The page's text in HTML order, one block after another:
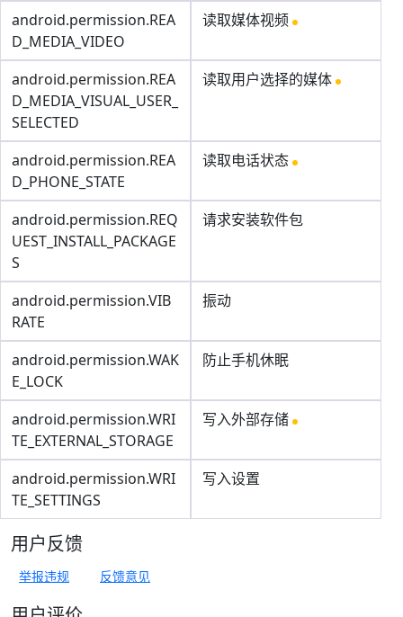
android.permission.REA
D_MEDIA_VIDEO
读取媒体视频
android.permission.REA
D_MEDIA_VISUAL_USER_
SELECTED
读取用户选择的媒体
android.permission.REA
D_PHONE_STATE
读取电话状态
android.permission.REQ
UEST_INSTALL_PACKAGE
S
请求安装软件包
android.permission.VIB
RATE
振动
android.permission.WAK
E_LOCK
防止手机休眠
android.permission.WRI
TE_EXTERNAL_STORAGE
写入外部存储
android.permission.WRI
TE_SETTINGS
写入设置
用户反馈
举报违规 反馈意见